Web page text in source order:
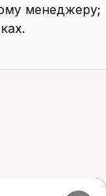
менеджеру;